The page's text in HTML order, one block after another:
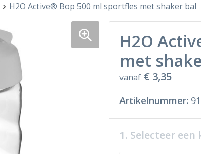
H2O Active® Bop 500 ml sportfles met shaker bal
H2O
met
vanaf € 3,35
Artikelnummer:
1. Selecteer een